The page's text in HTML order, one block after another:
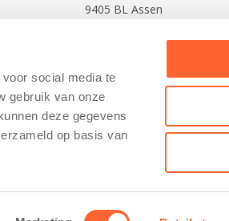
social media te
gebruik van onze
deze gegevens
op basis van
9405 BL Assen